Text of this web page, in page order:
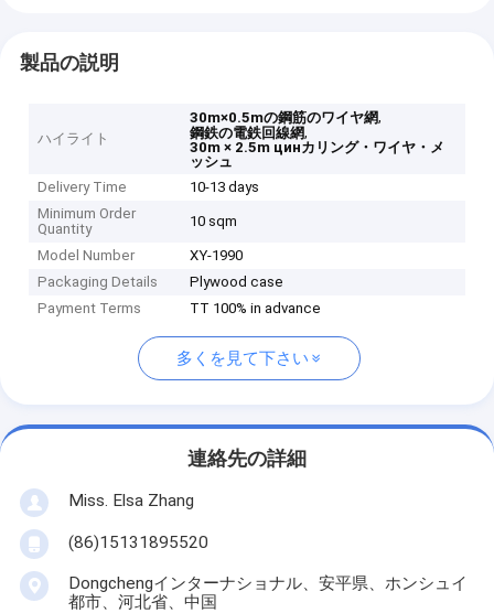
製品の説明
ハイライト
30m×0.5mの鋼筋のワイヤ網,
鋼鉄の電鉄回線網,
30m × 2.5m цинカリング・ワイヤ・メ
ッシュ
Delivery Time
10-13 days
Minimum Order
Quantity
10 sqm
Model Number
XY-1990
Packaging Details
Plywood case
Payment Terms
TT 100% in advance
多くを見て下さい
連絡先の詳細
Miss. Elsa Zhang
(86)15131895520
Dongchengインターナショナル、安平県、ホンシュイ
都市、河北省、中国